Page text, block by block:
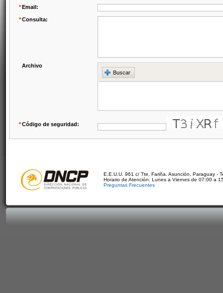
*Email:
*Consulta:
Archivo
Buscar
*Código de seguridad:
E.E.U.U. 961 c/ Tte. Fariña. Asunción, Paraguay -
Horario de Atención: Lunes a Viernes de 07:00 a
Preguntas Frecuentes